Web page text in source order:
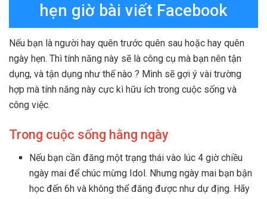
hẹn giờ bài viết Facebook
Nếu bạn là người hay quên trước quên sau hoặc hay quên
ngày hẹn. Thì tính năng này sẽ là công cụ mà bạn nên tận
dụng, và tận dụng như thế nào ? Mình sẽ gợi ý vài trường
hợp mà tính năng này cực kì hữu ích trong cuộc sống và
công việc.
Trong cuộc sống hằng ngày
Nếu bạn cần đăng một trạng thái vào lúc 4 giờ chiều
ngày mai để chúc mừng Idol. Nhưng ngày mai bạn bận
học đến 6h và không thể đăng được như dự địng. Hãy